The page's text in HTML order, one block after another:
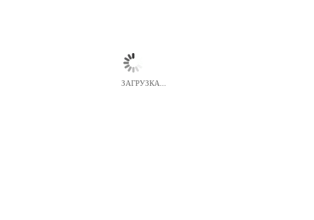
ЗАГРУЗКА...